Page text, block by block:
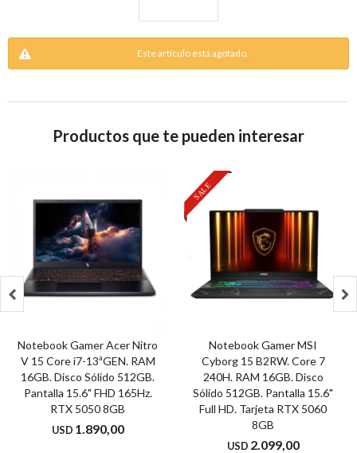
Este artículo está agotado.
Productos que te pueden interesar
Notebook Gamer Acer Nitro
V 15 Core i7-13ªGEN. RAM
16GB. Disco Sólido 512GB.
Pantalla 15.6" FHD 165Hz.
RTX 5050 8GB
USD 1.890,00
Notebook Gamer MSI
Cyborg 15 B2RW. Core 7
240H. RAM 16GB. Disco
Sólido 512GB. Pantalla 15.6"
Full HD. Tarjeta RTX 5060
8GB
USD 2.099,00
 